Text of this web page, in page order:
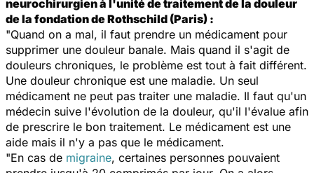
neurochirurgien à l'unité de traitement de la douleur
de la fondation de Rothschild (Paris) :
"Quand on a mal, il faut prendre un médicament pour
supprimer une douleur banale. Mais quand il s'agit de
douleurs chroniques, le problème est tout à fait différent.
Une douleur chronique est une maladie. Un seul
médicament ne peut pas traiter une maladie. Il faut qu'un
médecin suive l'évolution de la douleur, qu'il l'évalue afin
de prescrire le bon traitement. Le médicament est une
aide mais il n'y a pas que le médicament.
"En cas de migraine, certaines personnes pouvaient